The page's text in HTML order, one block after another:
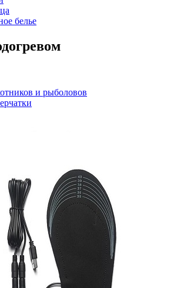
белье
и рыболовов